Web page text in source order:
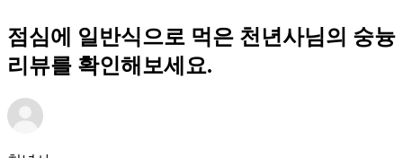
점심에 일반식으로 먹은 천년사님의 숭늉
리뷰를 확인해보세요.